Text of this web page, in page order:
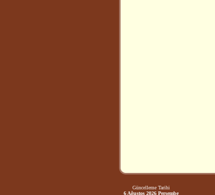
Güncelleme Tarihi
6 Ağustos 2026 Perşembe